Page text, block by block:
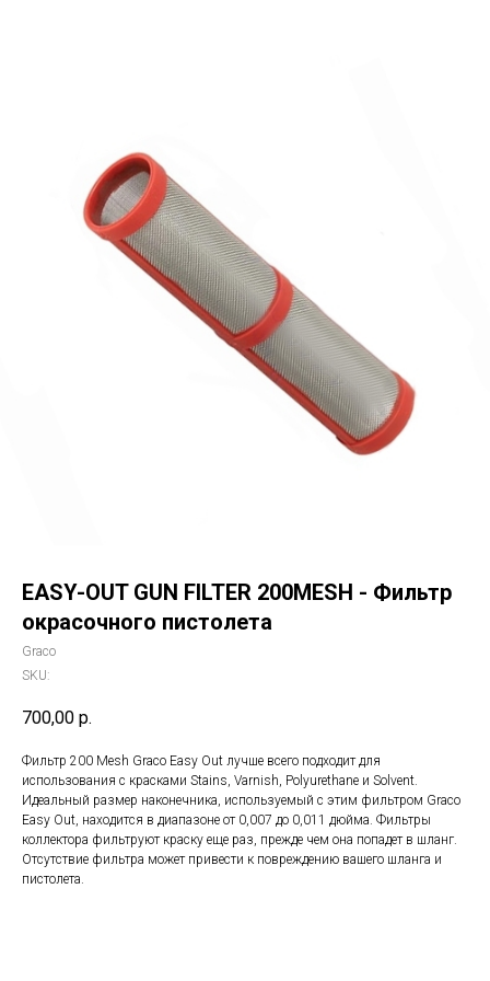
EASY-OUT GUN FILTER 200MESH - Фильтр
окрасочного пистолета
Graco
SKU:
700,00 р.
Фильтр 200 Mesh Graco Easy Out лучше всего подходит для
использования с красками Stains, Varnish, Polyurethane и Solvent.
Идеальный размер наконечника, используемый с этим фильтром Graco
Easy Out, находится в диапазоне от 0,007 до 0,011 дюйма. Фильтры
коллектора фильтруют краску еще раз, прежде чем она попадет в шланг.
Отсутствие фильтра может привести к повреждению вашего шланга и
пистолета.